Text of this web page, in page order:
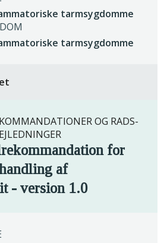
tarmsygdomme
tarmsygdomme
OG RADS-
for
af
- version 1.0